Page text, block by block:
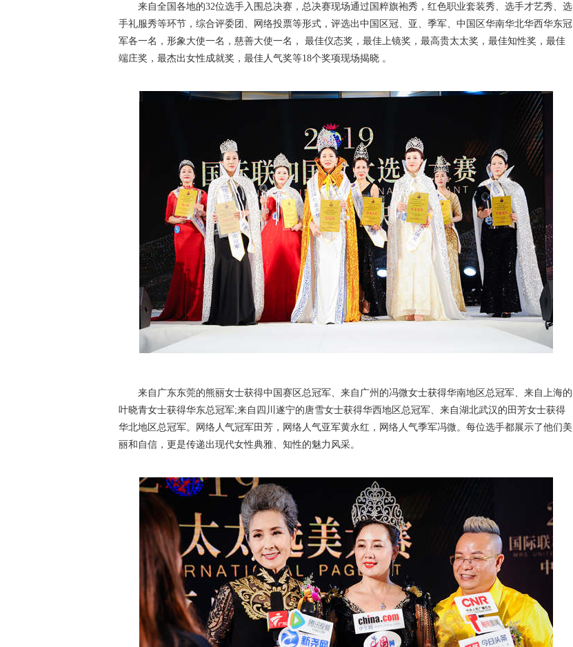
来自全国各地的32位选手入围总决赛，总决赛现场通过国粹旗袍秀，红色职业套装秀、选手才艺秀、选
手礼服秀等环节，综合评委团、网络投票等形式，评选出中国区冠、亚、季军、中国区华南华北华西华东冠
军各一名，形象大使一名，慈善大使一名， 最佳仪态奖，最佳上镜奖，最高贵太太奖，最佳知性奖，最佳
端庄奖，最杰出女性成就奖，最佳人气奖等18个奖项现场揭晓 。
来自广东东莞的熊丽女士获得中国赛区总冠军、来自广州的冯微女士获得华南地区总冠军、来自上海的
叶晓青女士获得华东总冠军;来自四川遂宁的唐雪女士获得华西地区总冠军、来自湖北武汉的田芳女士获得
华北地区总冠军。网络人气冠军田芳，网络人气亚军黄永红，网络人气季军冯微。每位选手都展示了他们美
丽和自信，更是传递出现代女性典雅、知性的魅力风采。